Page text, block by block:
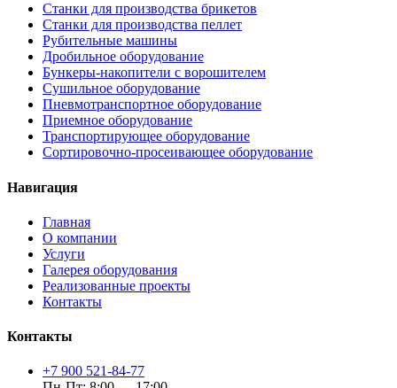
Станки для производства брикетов
Станки для производства пеллет
Рубительные машины
Дробильное оборудование
Бункеры-накопители с ворошителем
Сушильное оборудование
Пневмотранспортное оборудование
Приемное оборудование
Транспортирующее оборудование
Сортировочно-просеивающее оборудование
Навигация
Главная
О компании
Услуги
Галерея оборудования
Реализованные проекты
Контакты
Контакты
+7 900 521-84-77